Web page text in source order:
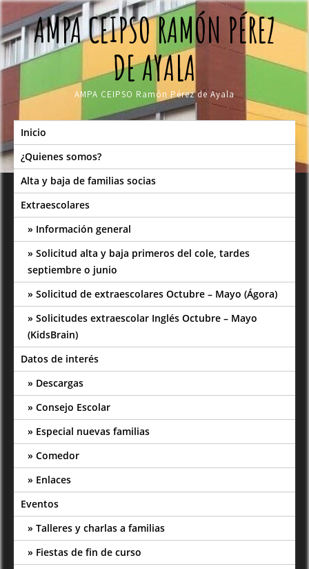
Skip
to
contentAMPA CEIPSO RAMÓN PÉREZ
DE AYALA
AMPA CEIPSO Ramón Pérez de Ayala
Inicio
¿Quienes somos?
Alta y baja de familias socias
Extraescolares
Información general
Solicitud alta y baja primeros del cole, tardes
septiembre o junio
Solicitud de extraescolares Octubre – Mayo (Ágora)
Solicitudes extraescolar Inglés Octubre – Mayo
(KidsBrain)
Datos de interés
Descargas
Consejo Escolar
Especial nuevas familias
Comedor
Enlaces
Eventos
Talleres y charlas a familias
Fiestas de fin de curso